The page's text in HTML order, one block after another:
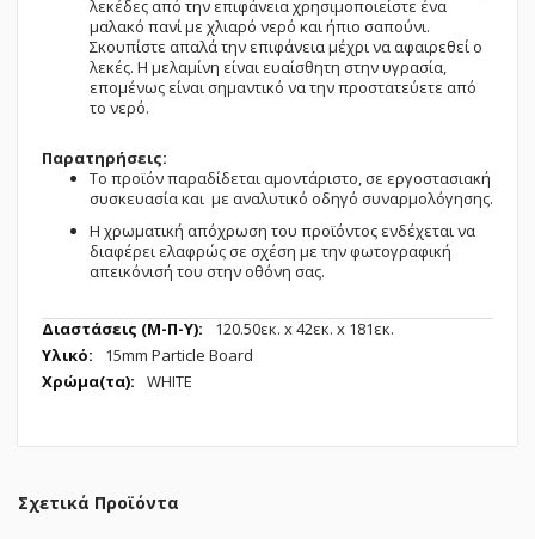
λεκέδες από την επιφάνεια χρησιμοποιείστε ένα
μαλακό πανί με χλιαρό νερό και ήπιο σαπούνι.
Σκουπίστε απαλά την επιφάνεια μέχρι να αφαιρεθεί ο
λεκές. Η μελαμίνη είναι ευαίσθητη στην υγρασία,
επομένως είναι σημαντικό να την προστατεύετε από
το νερό.
Παρατηρήσεις:
Το προϊόν παραδίδεται αμοντάριστο, σε εργοστασιακή
συσκευασία και με αναλυτικό οδηγό συναρμολόγησης.
Η χρωματική απόχρωση του προϊόντος ενδέχεται να
διαφέρει ελαφρώς σε σχέση με την φωτογραφική
απεικόνισή του στην οθόνη σας.
Περισσότερες
Πληροφορίες
120.50εк. x 42εк. x 181εк.
15mm Particle Board
WHITE
Σχετικά Προϊόντα